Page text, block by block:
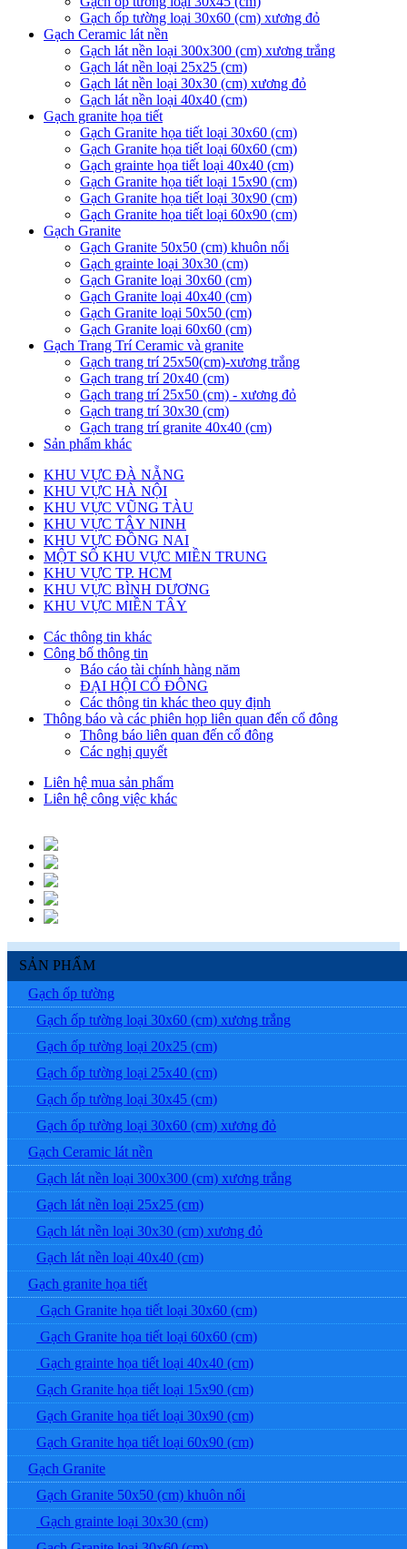
Gạch ốp tường loại 30x60 (cm) xương đỏ
Gạch Ceramic lát nền
Gạch lát nền loại 300x300 (cm) xương trắng
Gạch lát nền loại 25x25 (cm)
Gạch lát nền loại 30x30 (cm) xương đỏ
Gạch lát nền loại 40x40 (cm)
Gạch granite họa tiết
Gạch Granite họa tiết loại 30x60 (cm)
Gạch Granite họa tiết loại 60x60 (cm)
Gạch grainte họa tiết loại 40x40 (cm)
Gạch Granite họa tiết loại 15x90 (cm)
Gạch Granite họa tiết loại 30x90 (cm)
Gạch Granite họa tiết loại 60x90 (cm)
Gạch Granite
Gạch Granite 50x50 (cm) khuôn nổi
Gạch grainte loại 30x30 (cm)
Gạch Granite loại 30x60 (cm)
Gạch Granite loại 40x40 (cm)
Gạch Granite loại 50x50 (cm)
Gạch Granite loại 60x60 (cm)
Gạch Trang Trí Ceramic và granite
Gạch trang trí 25x50(cm)-xương trắng
Gạch trang trí 20x40 (cm)
Gạch trang trí 25x50 (cm) - xương đỏ
Gạch trang trí 30x30 (cm)
Gạch trang trí granite 40x40 (cm)
Sản phẩm khác
KHU VỰC ĐÀ NẴNG
KHU VỰC HÀ NỘI
KHU VỰC VŨNG TÀU
KHU VỰC TÂY NINH
KHU VỰC ĐỒNG NAI
MỘT SỐ KHU VỰC MIỀN TRUNG
KHU VỰC TP. HCM
KHU VỰC BÌNH DƯƠNG
KHU VỰC MIỀN TÂY
Các thông tin khác
Công bố thông tin
Báo cáo tài chính hàng năm
ĐẠI HỘI CỔ ĐÔNG
Các thông tin khác theo quy định
Thông báo và các phiên họp liên quan đến cổ đông
Thông báo liên quan đến cổ đông
Các nghị quyết
Liên hệ mua sản phẩm
Liên hệ công việc khác
SẢN PHẨM
Gạch ốp tường
Gạch ốp tường loại 30x60 (cm) xương trắng
Gạch ốp tường loại 20x25 (cm)
Gạch ốp tường loại 25x40 (cm)
Gạch ốp tường loại 30x45 (cm)
Gạch ốp tường loại 30x60 (cm) xương đỏ
Gạch Ceramic lát nền
Gạch lát nền loại 300x300 (cm) xương trắng
Gạch lát nền loại 25x25 (cm)
Gạch lát nền loại 30x30 (cm) xương đỏ
Gạch lát nền loại 40x40 (cm)
Gạch granite họa tiết
Gạch Granite họa tiết loại 30x60 (cm)
Gạch Granite họa tiết loại 60x60 (cm)
Gạch grainte họa tiết loại 40x40 (cm)
Gạch Granite họa tiết loại 15x90 (cm)
Gạch Granite họa tiết loại 30x90 (cm)
Gạch Granite họa tiết loại 60x90 (cm)
Gạch Granite
Gạch Granite 50x50 (cm) khuôn nổi
Gạch grainte loại 30x30 (cm)